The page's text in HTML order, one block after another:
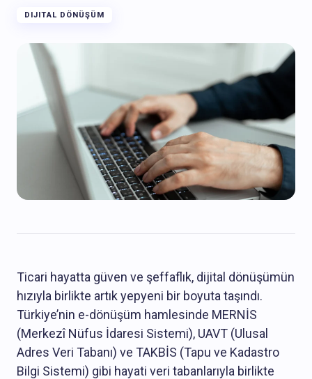
DIJITAL DÖNÜŞÜM
Ticari hayatta güven ve şeffaflık, dijital dönüşümün
hızıyla birlikte artık yepyeni bir boyuta taşındı.
Türkiye’nin e-dönüşüm hamlesinde MERNİS
(Merkezî Nüfus İdaresi Sistemi), UAVT (Ulusal
Adres Veri Tabanı) ve TAKBİS (Tapu ve Kadastro
Bilgi Sistemi) gibi hayati veri tabanlarıyla birlikte